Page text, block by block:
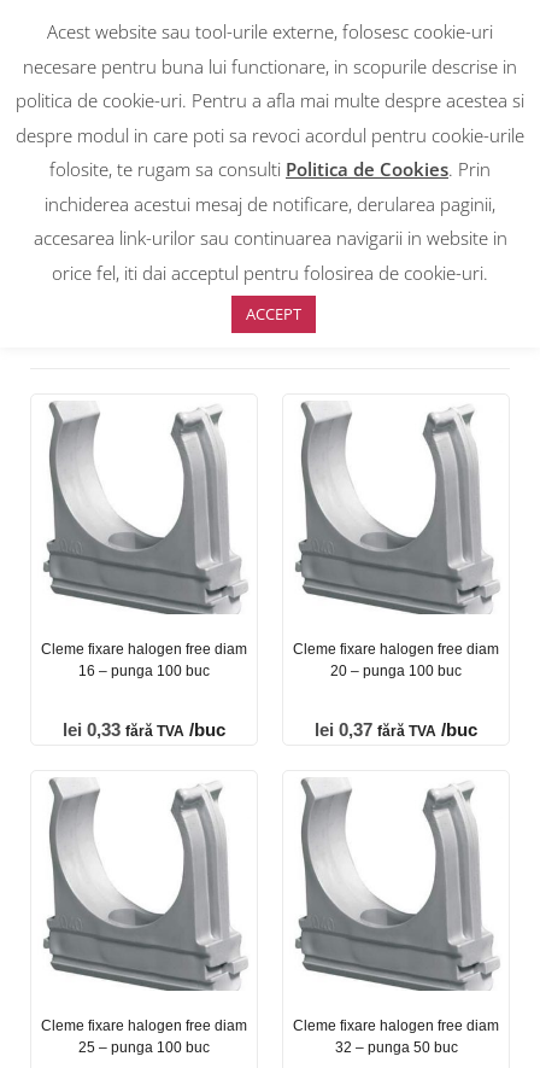
RON
EUR
0
Prima pagină > ELETTROCANALI
Cleme fixare halogen free diam
16 – punga 100 buc
lei 0,33 fără TVA /buc
Cleme fixare halogen free diam
20 – punga 100 buc
lei 0,37 fără TVA /buc
Cleme fixare halogen free diam
25 – punga 100 buc
Cleme fixare halogen free diam
32 – punga 50 buc
Acest website sau tool-urile externe, folosesc cookie-uri
necesare pentru buna lui functionare, in scopurile descrise in
politica de cookie-uri. Pentru a afla mai multe despre acestea si
despre modul in care poti sa revoci acordul pentru cookie-urile
folosite, te rugam sa consulti Politica de Cookies. Prin
inchiderea acestui mesaj de notificare, derularea paginii,
accesarea link-urilor sau continuarea navigarii in website in
orice fel, iti dai acceptul pentru folosirea de cookie-uri.
ACCEPT